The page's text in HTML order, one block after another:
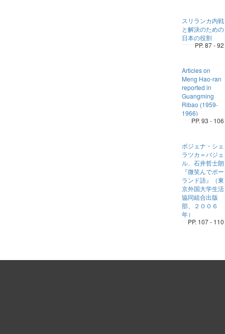
スリランカ内戦
と解決のための
日本の役割
PP. 87 - 92
Articles on
Meng Hao-ran
reported in
Guangming
Ribao (1959-
1966)
PP. 93 - 106
ボジェナ・シェ
ラツカ＝バジェ
ル、石井哲士朗
『微笑んでポー
ランド語』（東
京外国大学生活
協同組合出版
部、２００６
年）
PP. 107 - 110